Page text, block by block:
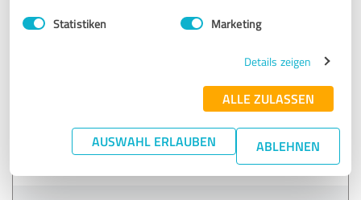
Statistiken Marketing
Details zeigen
ALLE ZULASSEN
AUSWAHL ERLAUBEN ABLEHNEN
4,80 von 5
Empfehlung
WIr haben eine Kettenreaktion bei younited gebucht. Der
mitgerissen. Spannung bis zum Ende. Ich kann dieses
Unternehmen nur weiterempfehlen!